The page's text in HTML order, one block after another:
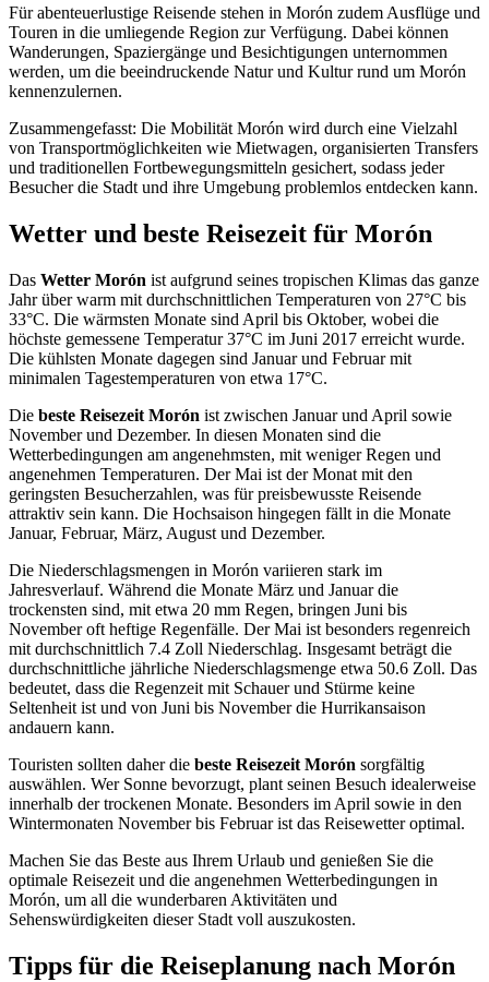
Für abenteuerlustige Reisende stehen in Morón zudem Ausflüge und
Touren in die umliegende Region zur Verfügung. Dabei können
Wanderungen, Spaziergänge und Besichtigungen unternommen
werden, um die beeindruckende Natur und Kultur rund um Morón
kennenzulernen.
Zusammengefasst: Die Mobilität Morón wird durch eine Vielzahl
von Transportmöglichkeiten wie Mietwagen, organisierten Transfers
und traditionellen Fortbewegungsmitteln gesichert, sodass jeder
Besucher die Stadt und ihre Umgebung problemlos entdecken kann.
Wetter und beste Reisezeit für Morón
Das Wetter Morón ist aufgrund seines tropischen Klimas das ganze
Jahr über warm mit durchschnittlichen Temperaturen von 27°C bis
33°C. Die wärmsten Monate sind April bis Oktober, wobei die
höchste gemessene Temperatur 37°C im Juni 2017 erreicht wurde.
Die kühlsten Monate dagegen sind Januar und Februar mit
minimalen Tagestemperaturen von etwa 17°C.
Die beste Reisezeit Morón ist zwischen Januar und April sowie
November und Dezember. In diesen Monaten sind die
Wetterbedingungen am angenehmsten, mit weniger Regen und
angenehmen Temperaturen. Der Mai ist der Monat mit den
geringsten Besucherzahlen, was für preisbewusste Reisende
attraktiv sein kann. Die Hochsaison hingegen fällt in die Monate
Januar, Februar, März, August und Dezember.
Die Niederschlagsmengen in Morón variieren stark im
Jahresverlauf. Während die Monate März und Januar die
trockensten sind, mit etwa 20 mm Regen, bringen Juni bis
November oft heftige Regenfälle. Der Mai ist besonders regenreich
mit durchschnittlich 7.4 Zoll Niederschlag. Insgesamt beträgt die
durchschnittliche jährliche Niederschlagsmenge etwa 50.6 Zoll. Das
bedeutet, dass die Regenzeit mit Schauer und Stürme keine
Seltenheit ist und von Juni bis November die Hurrikansaison
andauern kann.
Touristen sollten daher die beste Reisezeit Morón sorgfältig
auswählen. Wer Sonne bevorzugt, plant seinen Besuch idealerweise
innerhalb der trockenen Monate. Besonders im April sowie in den
Wintermonaten November bis Februar ist das Reisewetter optimal.
Machen Sie das Beste aus Ihrem Urlaub und genießen Sie die
optimale Reisezeit und die angenehmen Wetterbedingungen in
Morón, um all die wunderbaren Aktivitäten und
Sehenswürdigkeiten dieser Stadt voll auszukosten.
Tipps für die Reiseplanung nach Morón